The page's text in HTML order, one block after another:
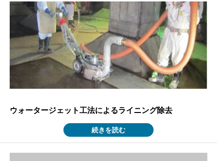
ウォータージェット工法によるライニング除去
続きを読む